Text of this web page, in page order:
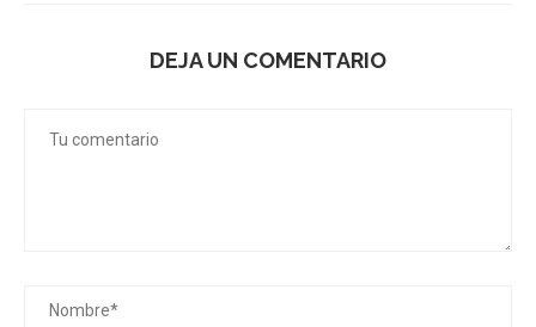
DEJA UN COMENTARIO